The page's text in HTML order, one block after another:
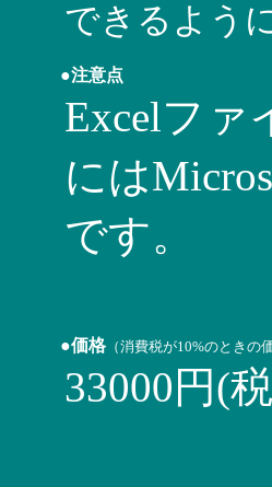
できるよ
●注意点
Excelファ
には
です。
●価格（消費税が10%のときの
33000円(